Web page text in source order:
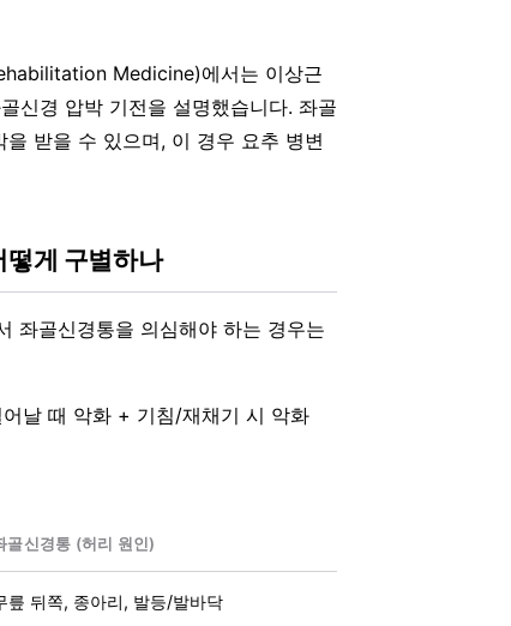
Medicine)에서는 이상근
신경 압박 기전을 설명했습니다. 좌골
받을 수 있으며, 이 경우 요추 병변
게 구별하나
좌골신경통을 의심해야 하는 경우는
날 때 악화 + 기침/재채기 시 악화
골신경통 (허리 원인)
릎 뒤쪽, 종아리, 발등/발바닥